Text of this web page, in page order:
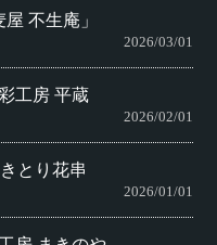
不生庵」
2026/03/01
工房 平蔵
2026/02/01
とり花串
2026/01/01